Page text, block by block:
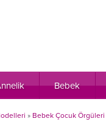
Bebek
» Bebek Çocuk Örgüleri